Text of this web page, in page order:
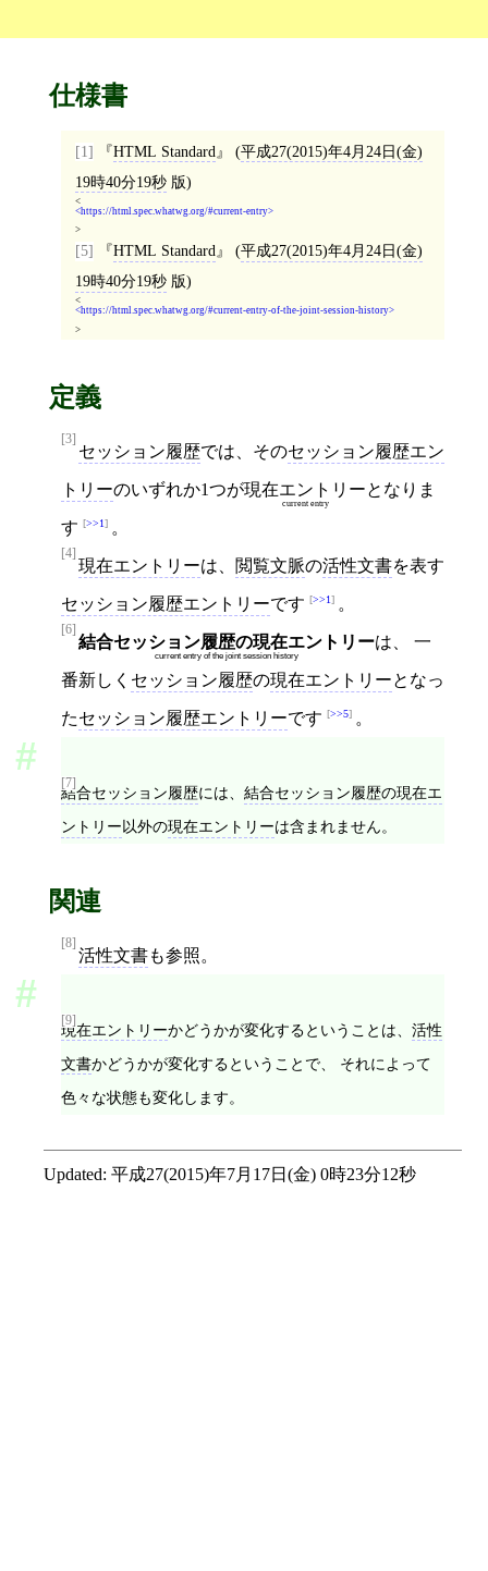
仕様書
[1] HTML Standard (平成27(2015)年4月24日(金)
19時40分19秒版)
<
https://html.spec.whatwg.org/#current-entry
>
[5] HTML Standard (平成27(2015)年4月24日(金)
19時40分19秒版)
<
https://html.spec.whatwg.org/#current-entry-of-the-joint-session-history
>
定義
[3]
セッション履歴では、そのセッション履歴エン
トリーのいずれか1つが現在エントリー
current entry
となりま
す >>1 。
[4]
現在エントリーは、 閲覧文脈の活性文書を表す
セッション履歴エントリーです >>1 。
[6]
結合セッション履歴の現在エントリー
current entry of the joint session history
は、 一
番新しく セッション履歴の現在エントリーとなっ
たセッション履歴エントリーです >>5 。
[7]
結合セッション履歴には、 結合セッション履歴の現在エ
ントリー以外の現在エントリーは含まれません。
関連
[8]
活性文書も参照。
[9]
現在エントリーかどうかが変化するということは、 活性
文書かどうかが変化するということで、 それによって
色々な状態も変化します。
Updated: 平成27(2015)年7月17日(金) 0時23分12秒